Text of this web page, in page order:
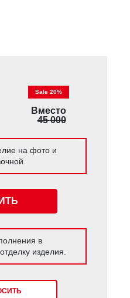
Sale 20%
Вместо
45 000
на фото и
в
изделия.